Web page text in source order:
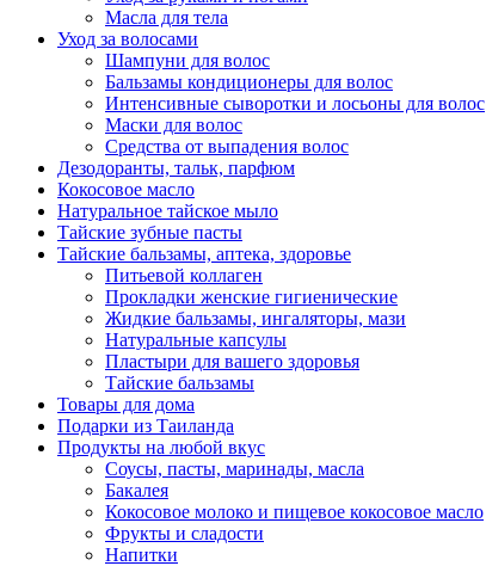
Масла для тела
Уход за волосами
Шампуни для волос
Бальзамы кондиционеры для волос
Интенсивные сыворотки и лосьоны для волос
Маски для волос
Средства от выпадения волос
Дезодоранты, тальк, парфюм
Кокосовое масло
Натуральное тайское мыло
Тайские зубные пасты
Тайские бальзамы, аптека, здоровье
Питьевой коллаген
Прокладки женские гигиенические
Жидкие бальзамы, ингаляторы, мази
Натуральные капсулы
Пластыри для вашего здоровья
Тайские бальзамы
Товары для дома
Подарки из Таиланда
Продукты на любой вкус
Соусы, пасты, маринады, масла
Бакалея
Кокосовое молоко и пищевое кокосовое масло
Фрукты и сладости
Напитки